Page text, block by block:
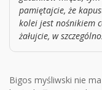
pamiętajcie, że
kolei jest nośnikiem
żałujcie, w
Bigos myśliwski nie